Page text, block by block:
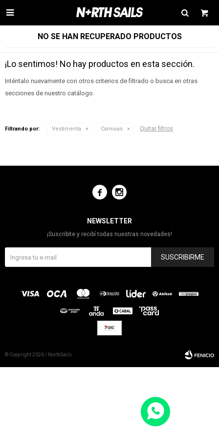

NO SE HAN RECUPERADO PRODUCTOS
¡Lo sentimos! No hay productos en esta sección.
Inténtalo nuevamente con otros criterios de filtrado o busca en otras
secciones de nuestro catálogo.
Filtrando por: Vestimenta Camisas Quitar filtros
 
NEWSLETTER
¡Suscribite y recibí todas nuestras novedades!
SUSCRIBIRME
© Copyright 2026 / NorthSails